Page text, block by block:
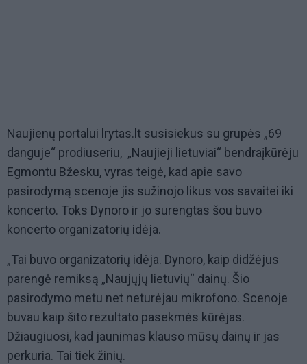
Naujienų portalui lrytas.lt susisiekus su grupės „69
danguje“ prodiuseriu, „Naujieji lietuviai“ bendraįkūrėju
Egmontu Bžesku, vyras teigė, kad apie savo
pasirodymą scenoje jis sužinojo likus vos savaitei iki
koncerto. Toks Dynoro ir jo surengtas šou buvo
koncerto organizatorių idėja.
„Tai buvo organizatorių idėja. Dynoro, kaip didžėjus
parengė remiksą „Naujųjų lietuvių“ dainų. Šio
pasirodymo metu net neturėjau mikrofono. Scenoje
buvau kaip šito rezultato pasekmės kūrėjas.
Džiaugiuosi, kad jaunimas klauso mūsų dainų ir jas
perkuria. Tai tiek žinių.